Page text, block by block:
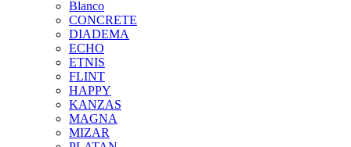
Blanco
CONCRETE
DIADEMA
ECHO
ETNIS
FLINT
HAPPY
KANZAS
MAGNA
MIZAR